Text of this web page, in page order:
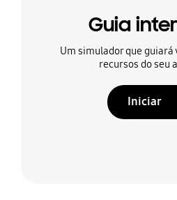
Guia
Um simulador que guiará
recursos do seu
Iniciar